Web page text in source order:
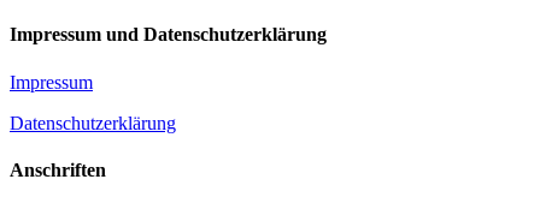
Impressum und Datenschutzerklärung
Impressum
Datenschutzerklärung
Anschriften